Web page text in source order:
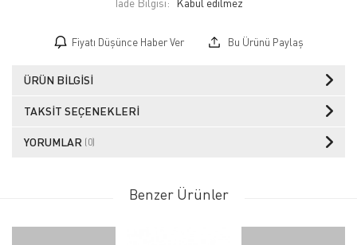
İade Bilgisi:
Fiyatı Düşünce Haber Ver Bu Ürünü Paylaş
ÜRÜN BILGISI
TAKSIT SEÇENEKLERI
YORUMLAR (0)
Benzer Ürünler